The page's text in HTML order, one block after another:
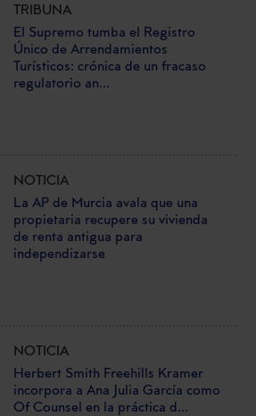
TRIBUNA
El Supremo tumba el Registro
Único de Arrendamientos
Turísticos: crónica de un fracaso
regulatorio an...
NOTICIA
La AP de Murcia avala que una
propietaria recupere su vivienda
de renta antigua para
independizarse
NOTICIA
Herbert Smith Freehills Kramer
incorpora a Ana Julia García como
Of Counsel en la práctica d...